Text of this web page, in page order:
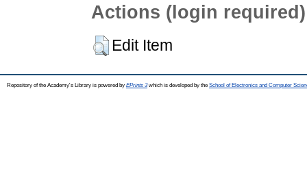
Actions (login required)
Edit Item
Repository of the Academy's Library is powered by EPrints 3which is developed by the School of Electronics and Computer